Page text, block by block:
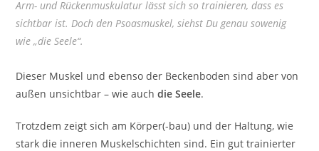
Arm- und Rückenmuskulatur lässt sich so trainieren, dass es
sichtbar ist. Doch den Psoasmuskel, siehst Du genau sowenig
wie „die Seele“.
Dieser Muskel und ebenso der Beckenboden sind aber von
außen unsichtbar – wie auchdie Seele.
Trotzdem zeigt sich am Körper(-bau) und der Haltung, wie
stark die inneren Muskelschichten sind. Ein gut trainierter